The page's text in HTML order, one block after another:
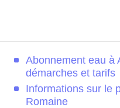
Abonnement eau à
démarches et tarifs
Informations sur le
Romaine